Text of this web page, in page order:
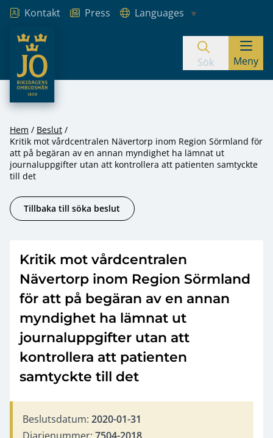
Hoppa till innehåll
Kontakt Press
Languages
JO – Riksdagens Ombudsmän
Sök Meny
Hem
Beslut
Kritik mot vårdcentralen Nävertorp inom Region Sörmland för
att på begäran av en annan myndighet ha lämnat ut
journaluppgifter utan att kontrollera att patienten samtyckte
till det
Tillbaka till söka beslut
Kritik mot vårdcentralen
Nävertorp inom Region Sörmland
för att på begäran av en annan
myndighet ha lämnat ut
journaluppgifter utan att
kontrollera att patienten
samtyckte till det
Beslutsdatum: 2020-01-31